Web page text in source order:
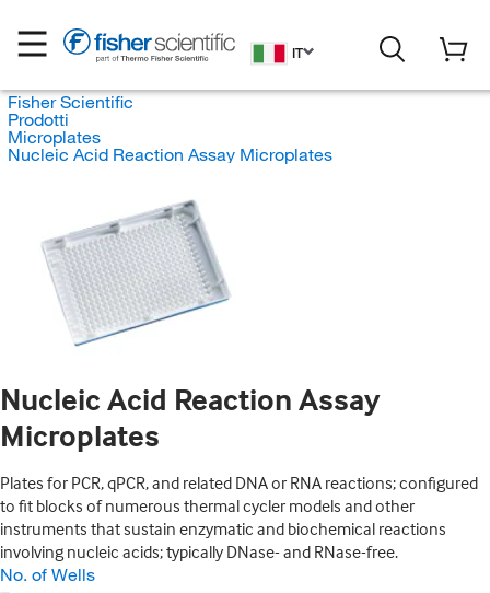
IT
Fisher Scientific
Prodotti
Microplates
Nucleic Acid Reaction Assay Microplates
Nucleic Acid Reaction Assay
Microplates
Plates for PCR, qPCR, and related DNA or RNA reactions; configured
to fit blocks of numerous thermal cycler models and other
instruments that sustain enzymatic and biochemical reactions
involving nucleic acids; typically DNase- and RNase-free.
No. of Wells